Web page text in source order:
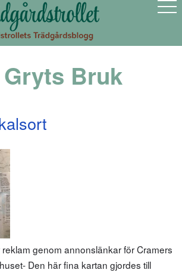
Gryts Bruk
genom annonslänkar för Cramers
Den här fina kartan gjordes till